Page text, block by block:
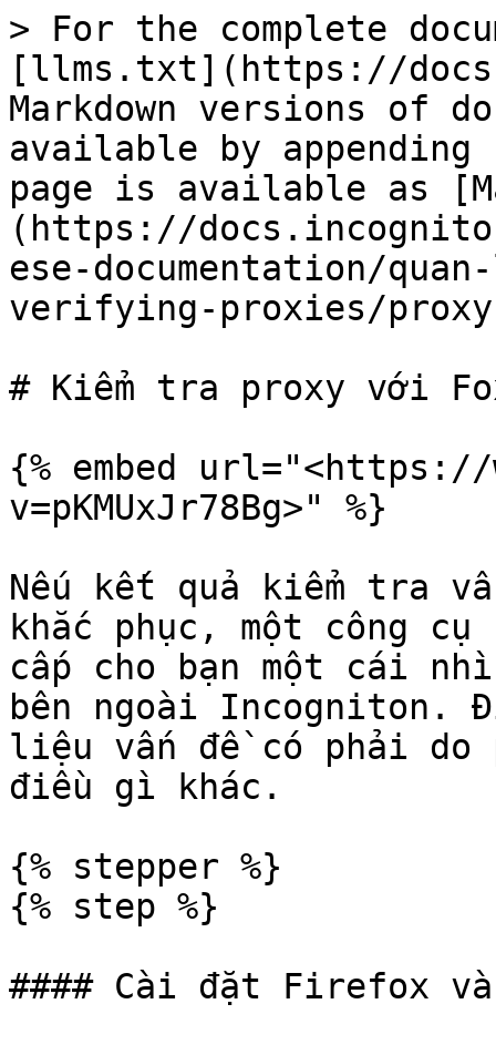
> For the complete
[llms.txt](https://
Markdown versions of
available by
page is available as
(https://
ese-documentation/
verifying-proxies/
# Kiểm tra proxy với
{% embed url="<https://
v=pKMUxJr78Bg>" %}
Nếu kết quả kiểm tra
khắc phục, một công
cấp cho bạn một cái
bên ngoài Incogniton.
liệu vấn đề có phải do
điều gì khác.
{% stepper %}
{% step %}
#### Cài đặt Firefox và